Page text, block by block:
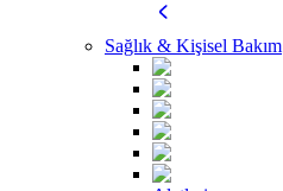
Sağlık & Kişisel Bakım